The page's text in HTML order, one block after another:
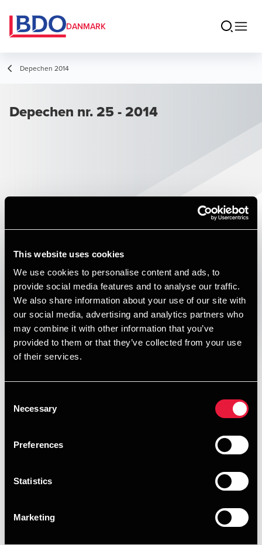
This website uses cookies
We use cookies to personalise content and ads, to
provide social media features and to analyse our traffic.
We also share information about your use of our site with
our social media, advertising and analytics partners who
may combine it with other information that you’ve
provided to them or that they’ve collected from your use
of their services.
Selection
Necessary
Preferences
Statistics
Marketing
DANMARK
Depechen 2014
Depechen nr. 25 - 2014
I denne udgave af vores nyhedsbrev om skat, moms og
regnskab kan du læse om:
Selvstændiges indskud på ratepensioner
Aldersopsparing – investering i ikke-børsnoterede
Husstandsvindmøller på blandede ejendomme
kørselsregnskab
DEPECHEN NYHEDSBREV
Published: December 3, 2014
Opens In A New Window/tab
Opens In A New Window/tab
Opens In A New Window/tab
Opens In A New Window/tab